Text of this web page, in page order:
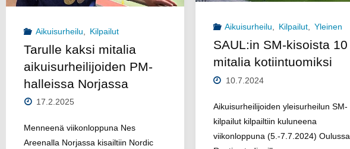
Aikuisurheilu Kilpailut
Tarulle kaksi mitalia
aikuisurheilijoiden PM-
halleissa Norjassa
17.2.2025
Menneenä viikonloppuna Nes
Areenalla Norjassa kisailtiin Nordic
Aikuisurheilu, Kilpailut, Yleinen
SAUL:in SM-kisoista 10
mitalia kotiintuomiksi
10.7.2024
Aikuisurheilijoiden yleisurheilun SM-
kilpailut kilpailtiin kuluneena
viikonloppuna (5.-7.7.2024) Oulussa